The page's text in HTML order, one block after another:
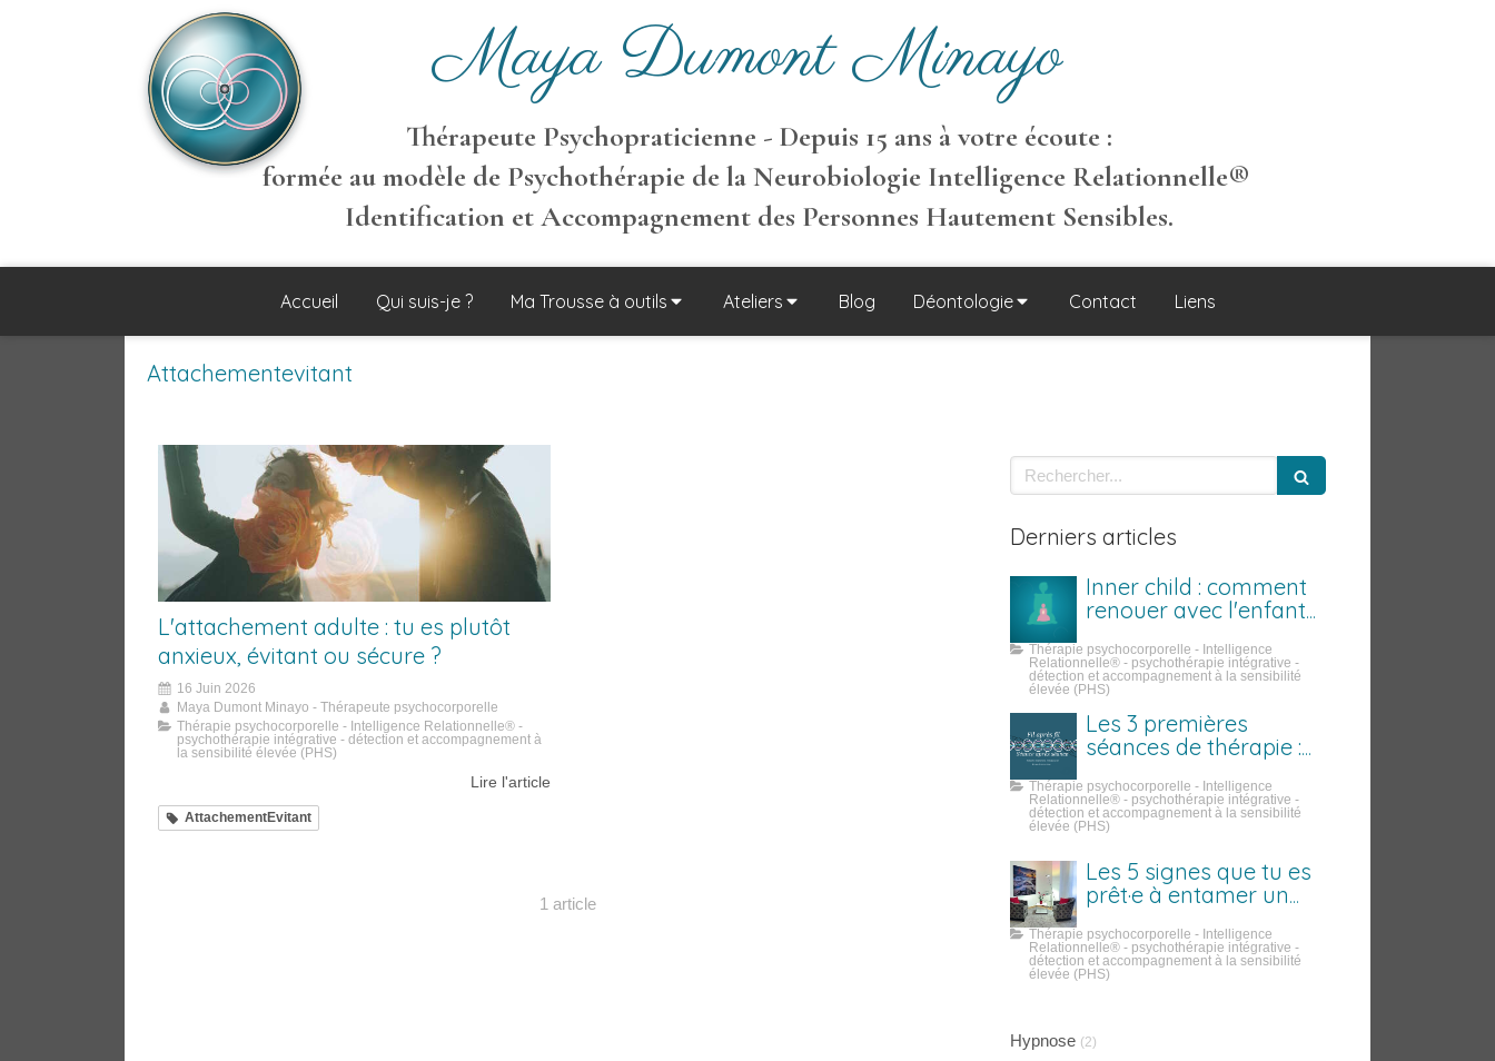
Maya Dumont Minayo
Thérapeute Psychopraticienne - Depuis 15 ans à votre écoute :
formée au modèle de Psychothérapie de la Neurobiologie Intelligence Relationnelle®
Identification et Accompagnement des Personnes Hautement Sensibles.
Accueil Qui suis-je ? Ma Trousse à outils Ateliers Blog Déontologie Contact Liens
Attachementevitant
L'attachement adulte : tu es plutôt
anxieux, évitant ou sécure ?
16 Juin 2026
Maya Dumont Minayo - Thérapeute psychocorporelle
Thérapie psychocorporelle - Intelligence Relationnelle® -
psychothérapie intégrative - détection et accompagnement à
la sensibilité élevée (PHS)
Lire l'article
AttachementEvitant
1 article
Rechercher
Derniers articles
Inner child : comment
renouer avec l'enfant
Thérapie psychocorporelle - Intelligence
Relationnelle® - psychothérapie intégrative -
détection et accompagnement à la sensibilité
élevée (PHS)
Les 3 premières
séances de thérapie :
vraiment
Thérapie psychocorporelle - Intelligence
Relationnelle® - psychothérapie intégrative -
détection et accompagnement à la sensibilité
élevée (PHS)
Les 5 signes que tu es
prêt·e à entamer un
Thérapie psychocorporelle - Intelligence
Relationnelle® - psychothérapie intégrative -
détection et accompagnement à la sensibilité
élevée (PHS)
Hypnose (2)